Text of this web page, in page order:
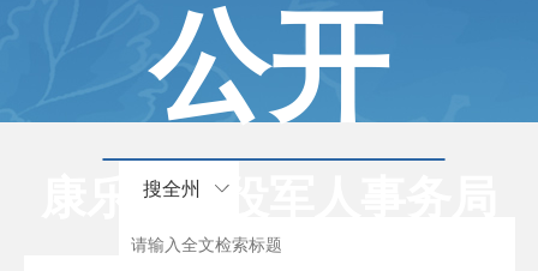
公开
康乐县退役军人事务局
搜全州